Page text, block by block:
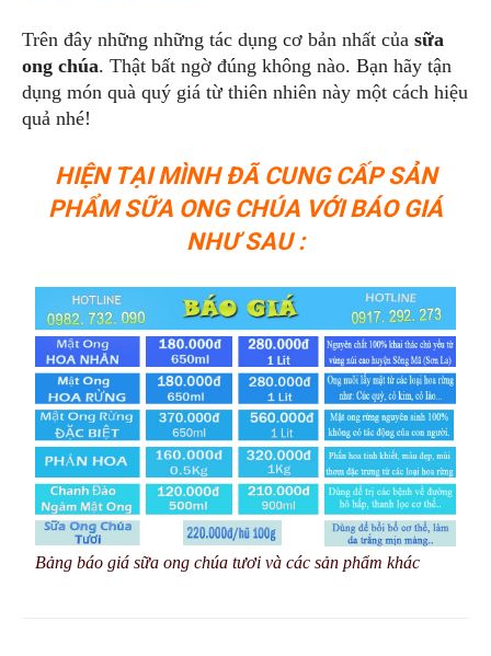
Trên đây những những tác dụng cơ bản nhất của sữa
ong chúa. Thật bất ngờ đúng không nào. Bạn hãy tận
dụng món quà quý giá từ thiên nhiên này một cách hiệu
quả nhé!
HIỆN TẠI MÌNH ĐÃ CUNG CẤP SẢN
PHẨM SỮA ONG CHÚA VỚI BÁO GIÁ
NHƯ SAU :
Bảng báo giá sữa ong chúa tươi và các sản phẩm khác